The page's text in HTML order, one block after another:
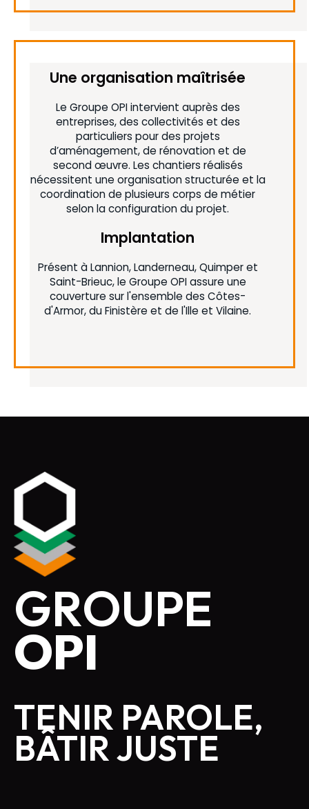
Une organisation maîtrisée
Le Groupe OPI intervient auprès des
entreprises, des collectivités et des
particuliers pour des projets
d’aménagement, de rénovation et de
second œuvre. Les chantiers réalisés
nécessitent une organisation structurée et la
coordination de plusieurs corps de métier
selon la configuration du projet.
Implantation
Présent à Lannion, Landerneau, Quimper et
Saint-Brieuc, le Groupe OPI assure une
couverture sur l'ensemble des Côtes-
d'Armor, du Finistère et de l'Ille et Vilaine.
GROUPE
OPI
TENIR PAROLE,
BÂTIR JUSTE